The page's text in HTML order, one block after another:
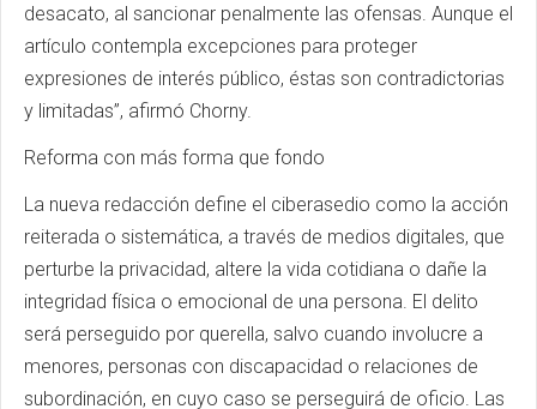
desacato, al sancionar penalmente las ofensas. Aunque el
artículo contempla excepciones para proteger
expresiones de interés público, éstas son contradictorias
y limitadas”, afirmó Chorny.
Reforma con más forma que fondo
La nueva redacción define el ciberasedio como la acción
reiterada o sistemática, a través de medios digitales, que
perturbe la privacidad, altere la vida cotidiana o dañe la
integridad física o emocional de una persona. El delito
será perseguido por querella, salvo cuando involucre a
menores, personas con discapacidad o relaciones de
subordinación, en cuyo caso se perseguirá de oficio. Las